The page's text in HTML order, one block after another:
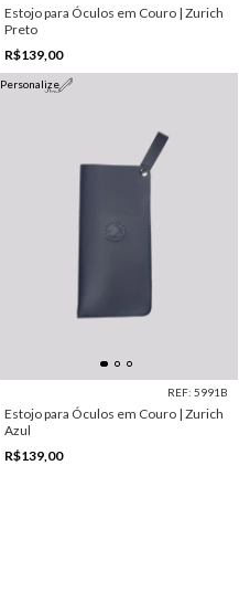
Estojo para Óculos em Couro | Zurich
Preto
R$139,00
Personalize
REF: 5991B
Estojo para Óculos em Couro | Zurich
Azul
R$139,00